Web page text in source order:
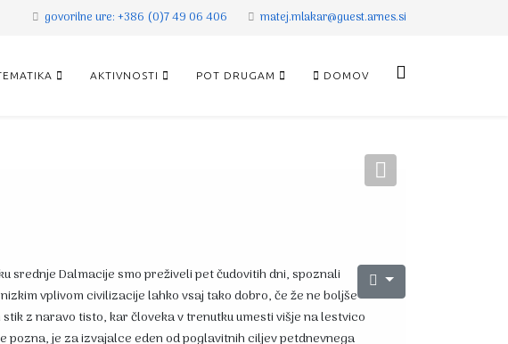
govorilne ure: +386 (0)7 49 06 406 matej.mlakar@guest.arnes.si
AKTIVNOSTI POT DRUGAM DOMOV
Next
srednje Dalmacije smo preživeli pet čudovitih dni, spoznali
vplivom civilizacije lahko vsaj tako dobro, če že ne boljše
z naravo tisto, kar človeka v trenutku umesti višje na lestvico
je za izvajalce eden od poglavitnih ciljev petdnevnega